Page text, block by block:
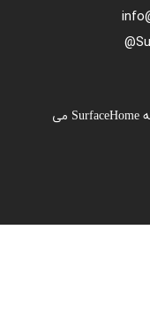
تمام حقوق مادی و معنوی این سایت متعلق به SurfaceHome می